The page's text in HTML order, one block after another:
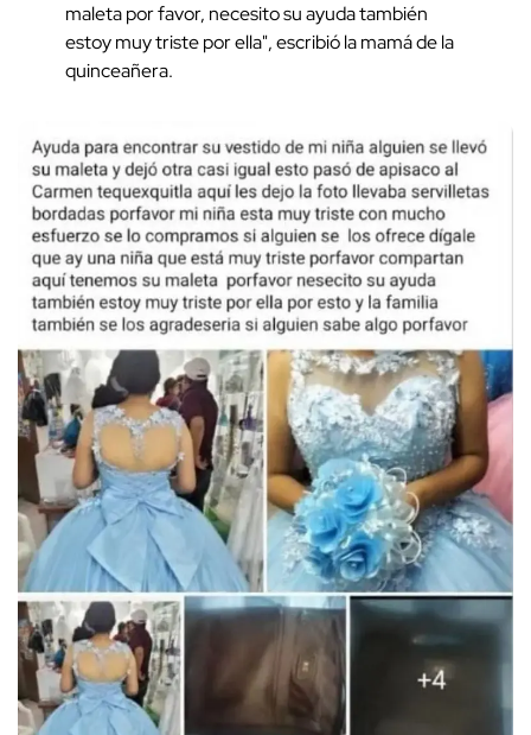
maleta por favor, necesito su ayuda también
estoy muy triste por ella", escribió la mamá de la
quinceañera.